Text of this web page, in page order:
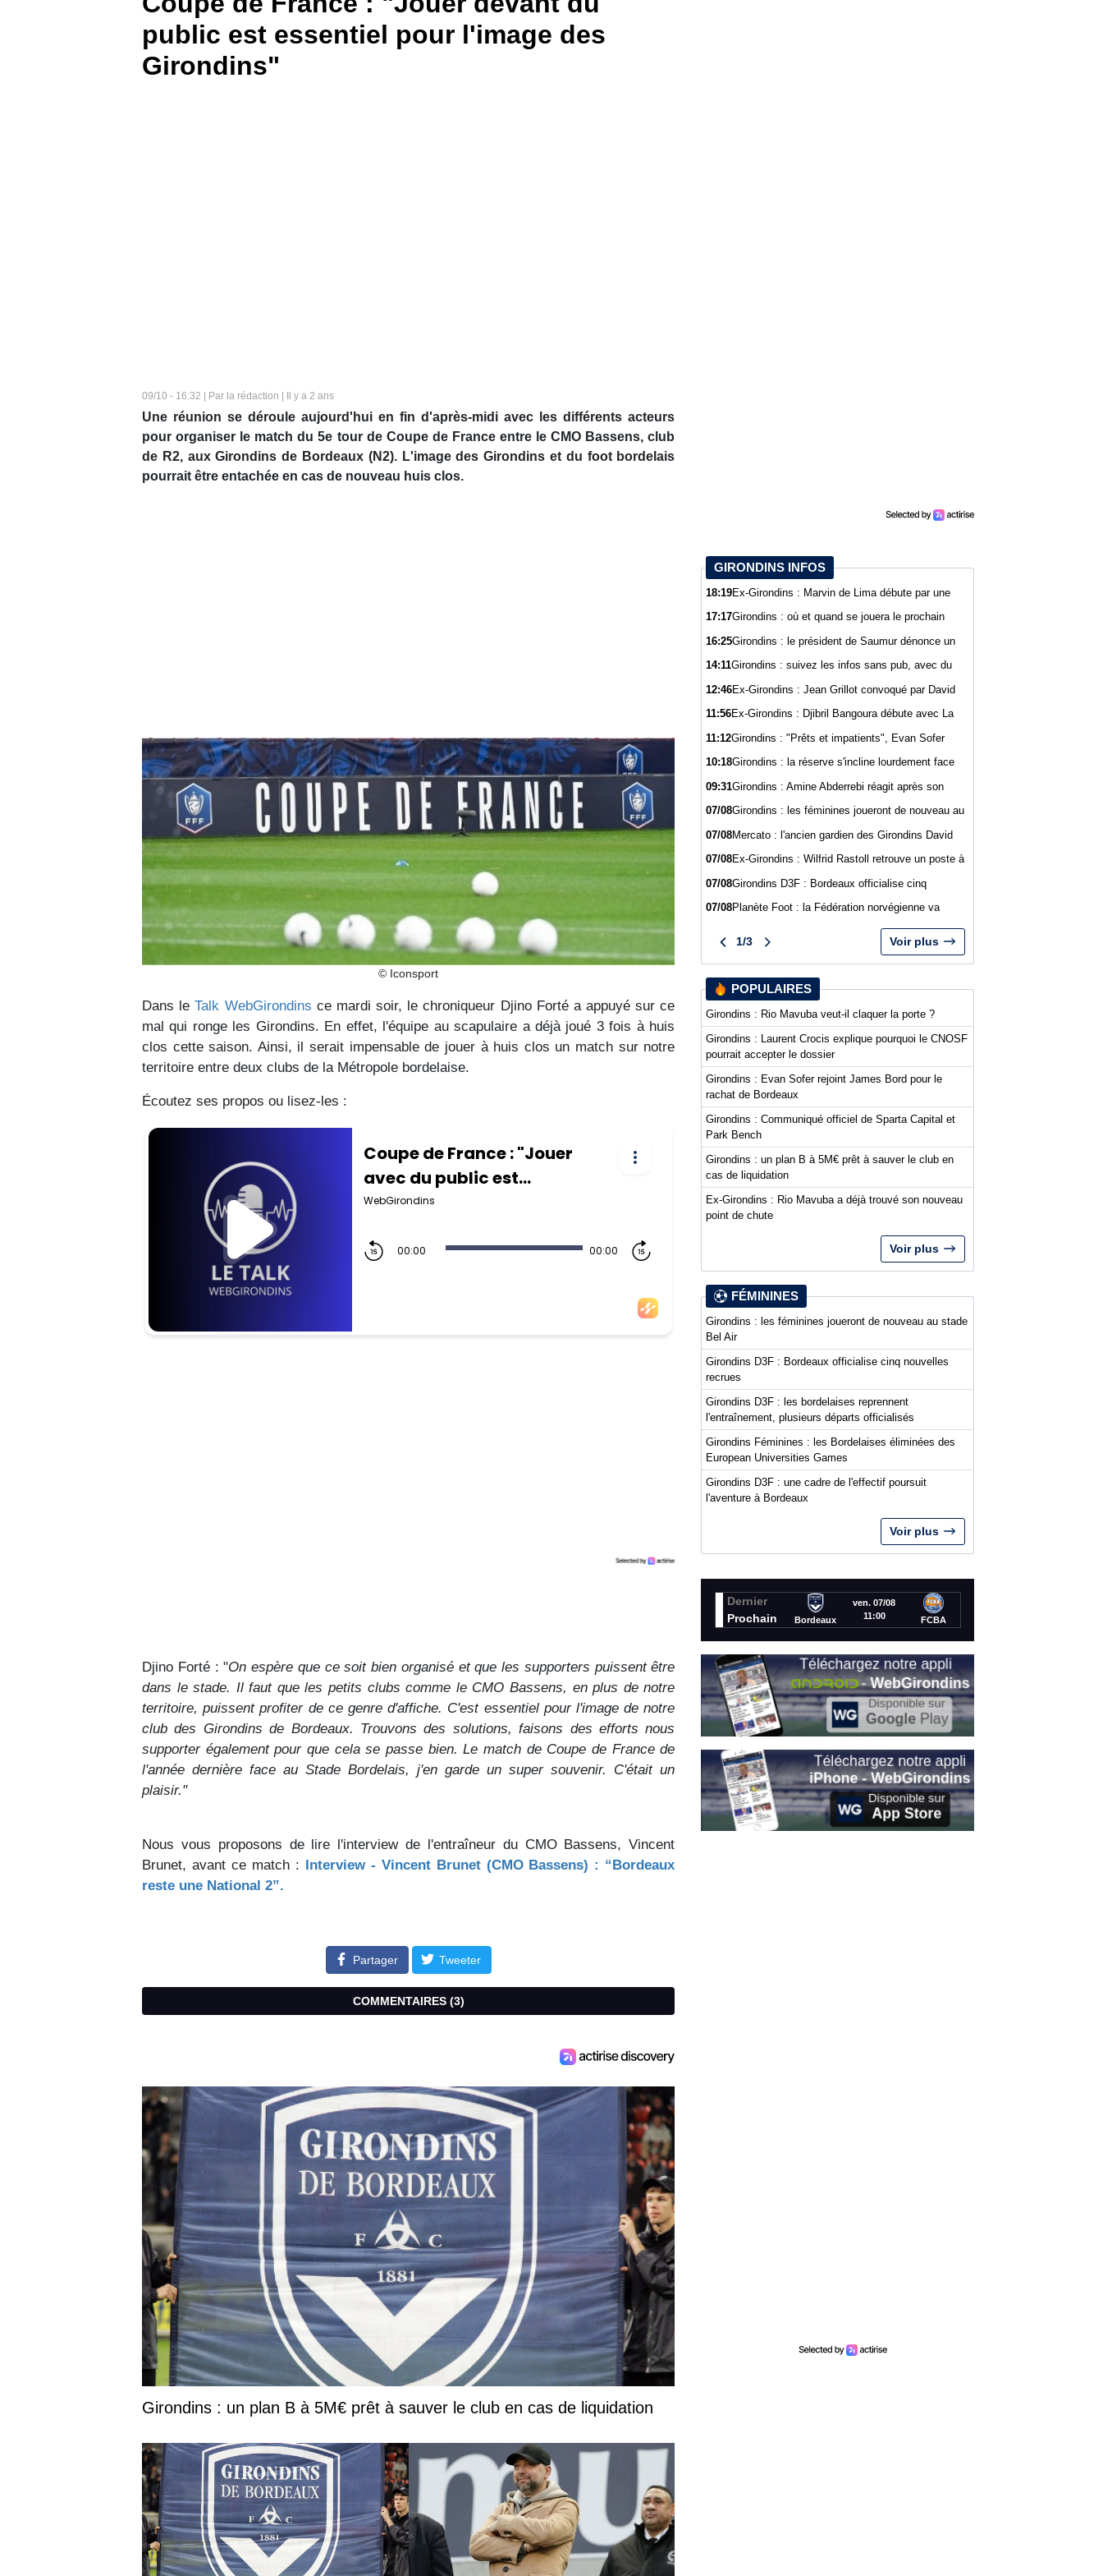
public est essentiel pour l'image des
Girondins"
09/10 - 16:32 | Par la rédaction | Il y a 2 ans
Une réunion se déroule aujourd'hui en fin d'après-midi avec les différents acteurs
pour organiser le match du 5e tour de Coupe de France entre le CMO Bassens, club
de R2, aux Girondins de Bordeaux (N2). L'image des Girondins et du foot bordelais
pourrait être entachée en cas de nouveau huis clos.
© Iconsport
Dans leTalk WebGirondins ce mardi soir, le chroniqueur Djino Forté a appuyé sur ce
mal qui ronge les Girondins. En effet, l'équipe au scapulaire a déjà joué 3 fois à huis
clos cette saison. Ainsi, il serait impensable de jouer à huis clos un match sur notre
territoire entre deux clubs de la Métropole bordelaise.
Écoutez ses propos ou lisez-les :
Djino Forté : "On espère que ce soit bien organisé et que les supporters puissent être
dans le stade. Il faut que les petits clubs comme le CMO Bassens, en plus de notre
territoire, puissent profiter de ce genre d'affiche. C'est essentiel pour l'image de notre
club des Girondins de Bordeaux. Trouvons des solutions, faisons des efforts nous
supporter également pour que cela se passe bien. Le match de Coupe de France de
l'année dernière face au Stade Bordelais, j'en garde un super souvenir. C'était un
plaisir."
Nous vous proposons de lire l'interview de l'entraîneur du CMO Bassens, Vincent
Brunet, avant ce match : Interview - Vincent Brunet (CMO Bassens) : “Bordeaux
reste une National 2”.
Partager Tweeter
COMMENTAIRES (3)
Girondins : un plan B à 5M€ prêt à sauver le club en cas de liquidation
GIRONDINS INFOS
18:19Ex-Girondins : Marvin de Lima débute par une
17:17Girondins : où et quand se jouera le prochain
16:25Girondins : le président de Saumur dénonce un
14:11Girondins : suivez les infos sans pub, avec du
12:46Ex-Girondins : Jean Grillot convoqué par David
11:56Ex-Girondins : Djibril Bangoura débute avec La
11:12Girondins : "Prêts et impatients", Evan Sofer
10:18Girondins : la réserve s'incline lourdement face
09:31Girondins : Amine Abderrebi réagit après son
07/08Girondins : les féminines joueront de nouveau au
07/08Mercato : l'ancien gardien des Girondins David
07/08Ex-Girondins : Wilfrid Rastoll retrouve un poste à
07/08Girondins D3F : Bordeaux officialise cinq
07/08Planète Foot : la Fédération norvégienne va
Gianni Infantino
1/3 Voir plus
POPULAIRES
Girondins : Rio Mavuba veut-il claquer la porte ?
Girondins : Laurent Crocis explique pourquoi le CNOSF
pourrait accepter le dossier
Girondins : Evan Sofer rejoint James Bord pour le
rachat de Bordeaux
Girondins : Communiqué officiel de Sparta Capital et
Park Bench
Girondins : un plan B à 5M€ prêt à sauver le club en
cas de liquidation
Ex-Girondins : Rio Mavuba a déjà trouvé son nouveau
point de chute
Voir plus
FÉMININES
Girondins : les féminines joueront de nouveau au stade
Bel Air
Girondins D3F : Bordeaux officialise cinq nouvelles
recrues
Girondins D3F : les bordelaises reprennent
l'entraînement, plusieurs départs officialisés
Girondins Féminines : les Bordelaises éliminées des
European Universities Games
Girondins D3F : une cadre de l'effectif poursuit
l'aventure à Bordeaux
Voir plus
Dernier
Prochain
Bordeaux
ven. 07/08
11:00
FCBA